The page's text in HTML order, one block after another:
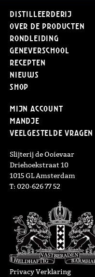
Distilleerderij
Over de producten
Rondleiding
Geneverschool
Recepten
Nieuws
Shop
Mijn Account
Mandje
Veelgestelde vragen
Slijterij de Ooievaar
Driehoekstraat 10
1015 GL Amsterdam
T: 020-626 77 52
Privacy Verklaring